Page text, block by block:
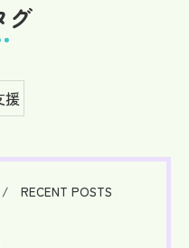
グ
援
RECENT POSTS